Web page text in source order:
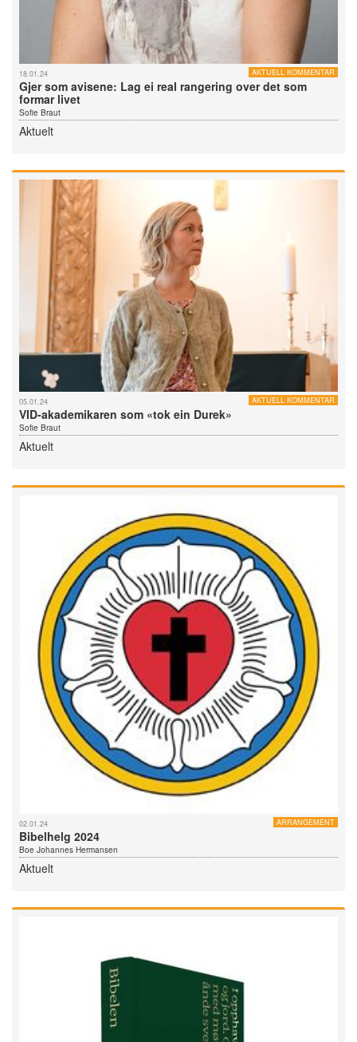
18.01.24 AKTUELL KOMMENTAR
Gjer som avisene: Lag ei real rangering over det som
formar livet
Sofie Braut
Aktuelt
05.01.24 AKTUELL KOMMENTAR
VID-akademikaren som «tok ein Durek»
Sofie Braut
Aktuelt
02.01.24 ARRANGEMENT
Bibelhelg 2024
Boe Johannes Hermansen
Aktuelt